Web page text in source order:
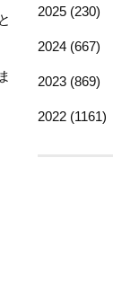
2025 (230)
2024 (667)
2023 (869)
2022 (1161)